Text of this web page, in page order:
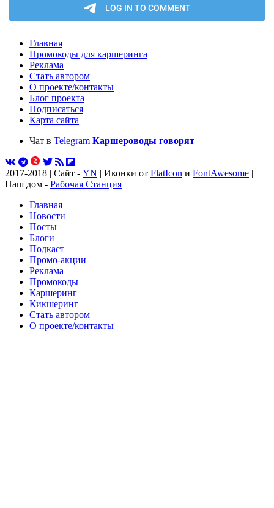
Главная
Промокоды для каршеринга
Реклама
Стать автором
О проекте/контакты
Блог проекта
Подписаться
Карта сайта
Чат в Telegram Каршероводы говорят
2017-2018 | Сайт - YN | Иконки от FlatIcon и FontAwesome |
Наш дом - Рабочая Станция
Главная
Новости
Посты
Блоги
Подкаст
Промо-акции
Реклама
Промокоды
Каршеринг
Кикшеринг
Стать автором
О проекте/контакты